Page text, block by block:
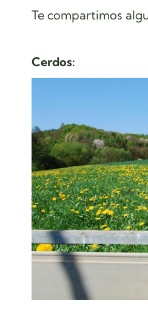
Te compartimos
Cerdos: